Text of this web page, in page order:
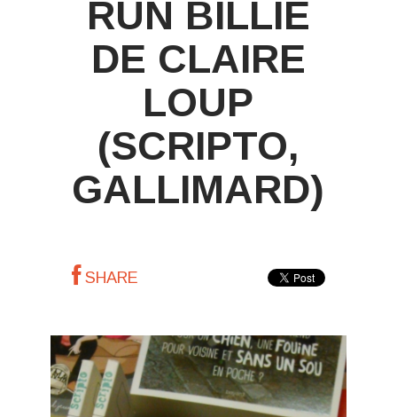
RUN BILLIE
DE CLAIRE
LOUP
(SCRIPTO,
GALLIMARD)
SHARE